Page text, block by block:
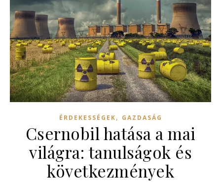
ÉRDEKESSÉGEK, GAZDASÁG
Csernobil hatása a mai
világra: tanulságok és
következmények